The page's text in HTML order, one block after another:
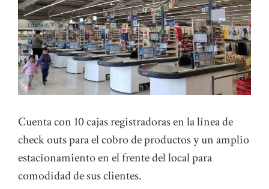
Cuenta con 10 cajas registradoras en la línea de
check outs para el cobro de productos y un amplio
estacionamiento en el frente del local para
comodidad de sus clientes.